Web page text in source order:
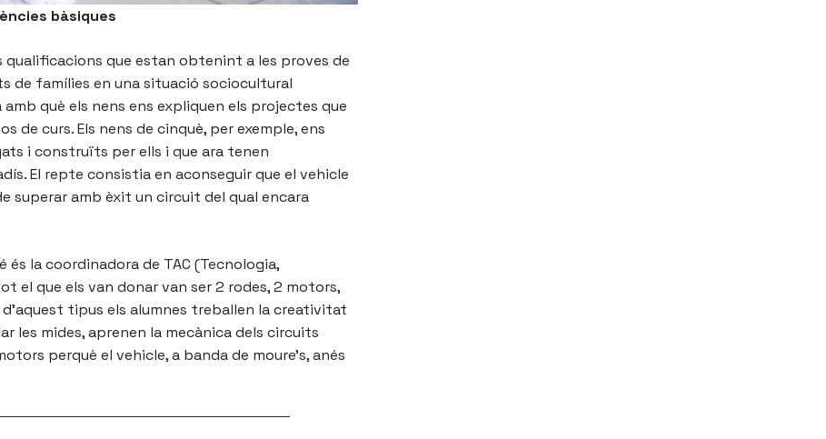
bàsiques
que estan obtenint a les proves de
de famílies en una situació sociocultural
què els nens ens expliquen els projectes que
curs. Els nens de cinquè, per exemple, ens
i construïts per ells i que ara tenen
El repte consistia en aconseguir que el vehicle
superar amb èxit un circuit del qual encara
la coordinadora de TAC (Tecnologia,
el que els van donar van ser 2 rodes, 2 motors,
tipus els alumnes treballen la creativitat
les mides, aprenen la mecànica dels circuits
perquè el vehicle, a banda de moure’s, anés